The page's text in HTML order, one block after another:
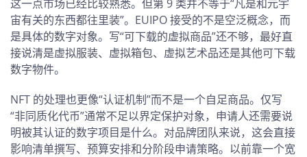
这一点市场已经比较熟悉。但第 9 类并不等于“凡是和元宇
宙有关的东西都往里装”。EUIPO 接受的不是空泛概念，而
是具体的数字对象。写“可下载的虚拟商品”还不够，最好直
接说清是虚拟服装、虚拟箱包、虚拟艺术品还是其他可下载
数字物件。
NFT 的处理也更像“认证机制”而不是一个自足商品。仅写
“非同质化代币”通常不足以界定保护对象，申请人还需要说
明被其认证的数字项目是什么。对品牌团队来说，这会直接
影响清单撰写、预算安排和分阶段申请策略。以前靠一个宽